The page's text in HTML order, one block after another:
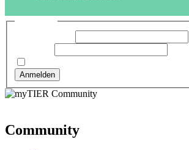
Anmelden
Community